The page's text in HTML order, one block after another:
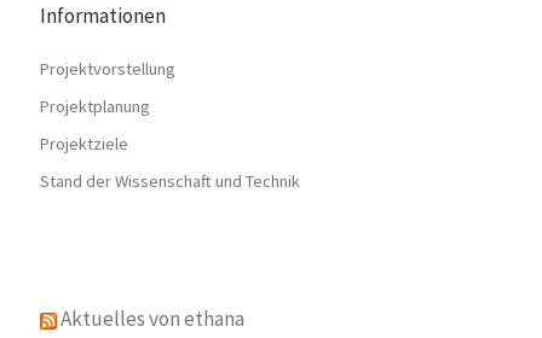
Informationen
Projektvorstellung
Projektplanung
Projektziele
Stand der Wissenschaft und Technik
Aktuelles von ethana